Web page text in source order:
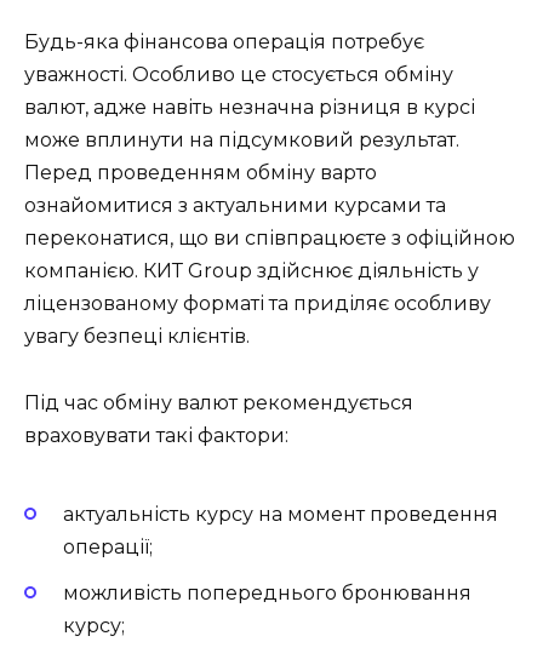
Будь-яка фінансова операція потребує
уважності. Особливо це стосується обміну
валют, адже навіть незначна різниця в курсі
може вплинути на підсумковий результат.
Перед проведенням обміну варто
ознайомитися з актуальними курсами та
переконатися, що ви співпрацюєте з офіційною
компанією. КИТ Group здійснює діяльність у
ліцензованому форматі та приділяє особливу
увагу безпеці клієнтів.
Під час обміну валют рекомендується
враховувати такі фактори:
актуальність курсу на момент проведення
операції;
можливість попереднього бронювання
курсу;